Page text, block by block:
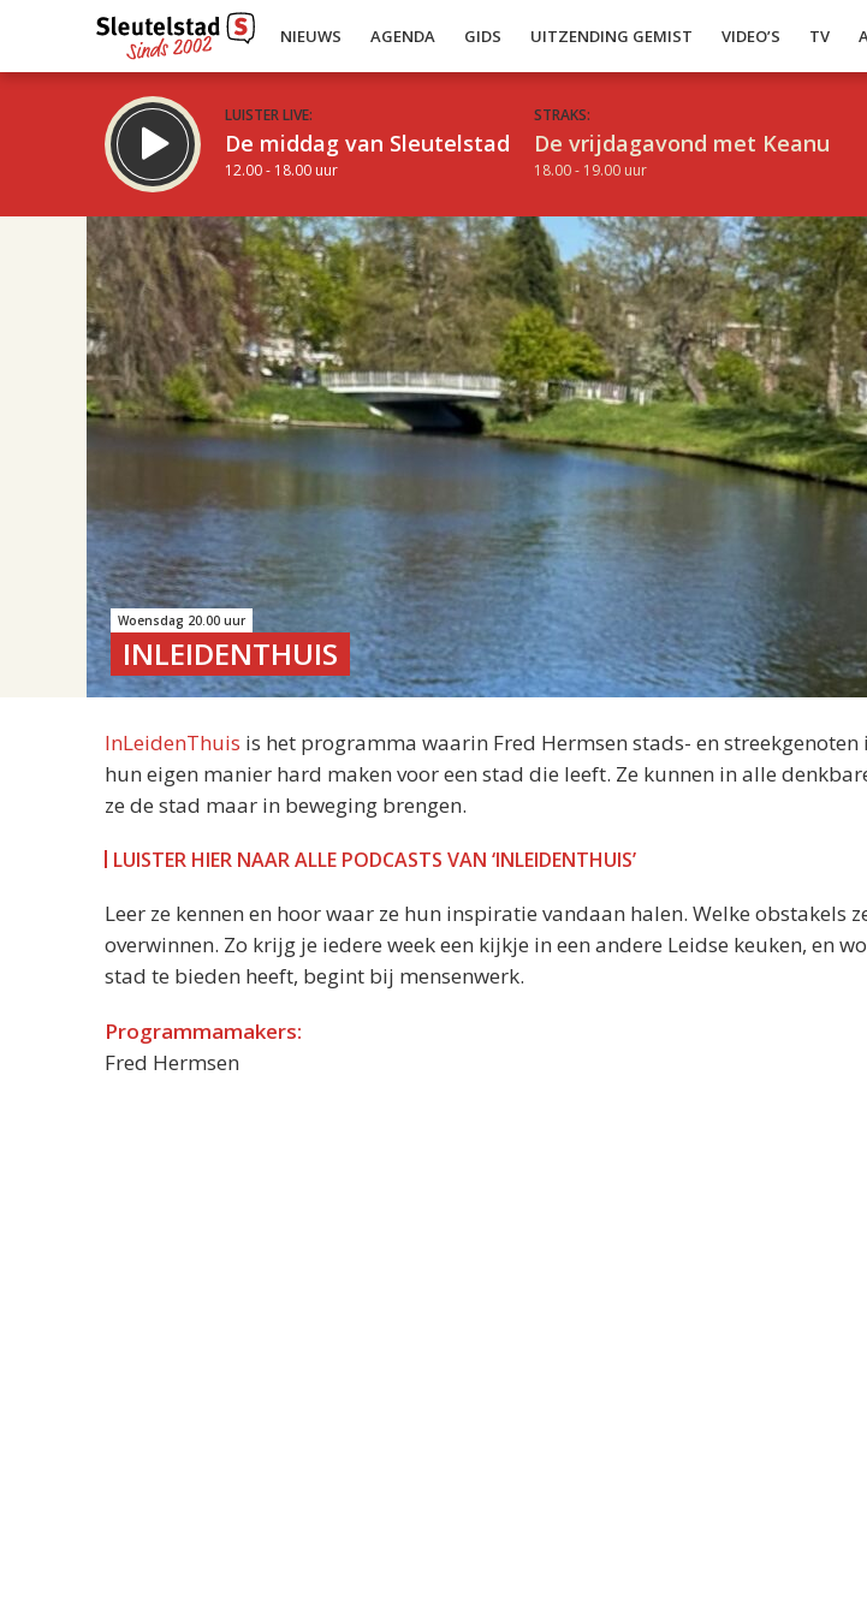
NIEUWS AGENDA GIDS UITZENDING GEMIST VIDEO’S TV
LUISTER LIVE:
De middag van Sleutelstad
12.00 - 18.00 uur
STRAKS:
De vrijdagavond met Keanu
18.00 - 19.00 uur
20.00
Inklappen
Woensdag 20.00 uur
INLEIDENTHUIS
InLeidenThuis is het programma waarin Fred Hermsen stads- en
hun eigen manier hard maken voor een stad die leeft. Ze kunnen in alle
ze de stad maar in beweging brengen.
LUISTER HIER NAAR ALLE PODCASTS VAN ‘INLEIDENTHUIS’
Leer ze kennen en hoor waar ze hun inspiratie vandaan halen. Welke obstakels
overwinnen. Zo krijg je iedere week een kijkje in een andere Leidse keuken, en
stad te bieden heeft, begint bij mensenwerk.
Programmamakers:
Fred Hermsen